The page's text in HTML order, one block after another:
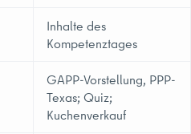
Inhalte des
Kompetenztages
GAPP-Vorstellung, PPP-
Texas; Quiz;
Kuchenverkauf